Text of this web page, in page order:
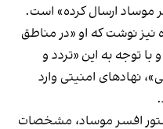
موساد ارسال کرده» است.
نیز نوشت که او «در مناطق
توجه به این «تردد و
نهادهای امنیتی وارد
افسر موساد، مشخصات